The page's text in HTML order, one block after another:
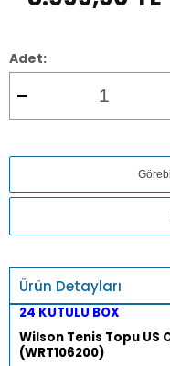
Adet:
Ürün Detayları
24 KUTULU BOX
Wilson Tenis Topu US
(WRT106200)